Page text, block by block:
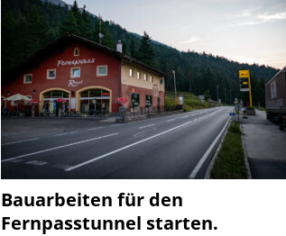
Bauarbeiten für den
Fernpasstunnel starten.